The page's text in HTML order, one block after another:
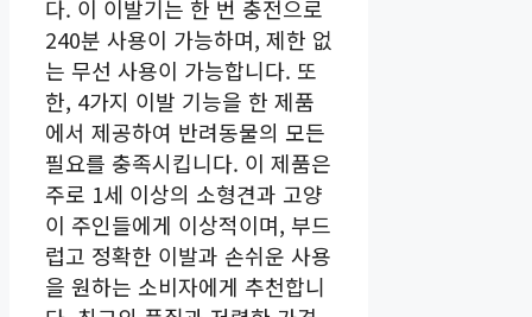
다. 이 이발기는 한 번 충전으로
240분 사용이 가능하며, 제한 없
는 무선 사용이 가능합니다. 또
한, 4가지 이발 기능을 한 제품
에서 제공하여 반려동물의 모든
필요를 충족시킵니다. 이 제품은
주로 1세 이상의 소형견과 고양
이 주인들에게 이상적이며, 부드
럽고 정확한 이발과 손쉬운 사용
을 원하는 소비자에게 추천합니